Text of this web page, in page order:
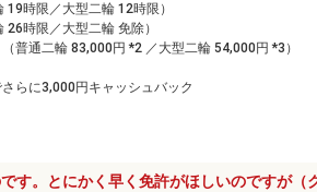
19時限／大型二輪 12時限）
26時限／大型二輪 免除）
普通二輪 83,000円 *2 ／大型二輪 54,000円 *3）
らに3,000円キャッシュバック
す。とにかく早く免許がほしいのですが（